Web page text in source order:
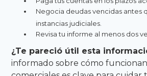
Negocia deudas vencidas antes
instancias judiciales.
Revisa tu informe al menos dos
¿Te pareció útil esta
informado sobre cómo